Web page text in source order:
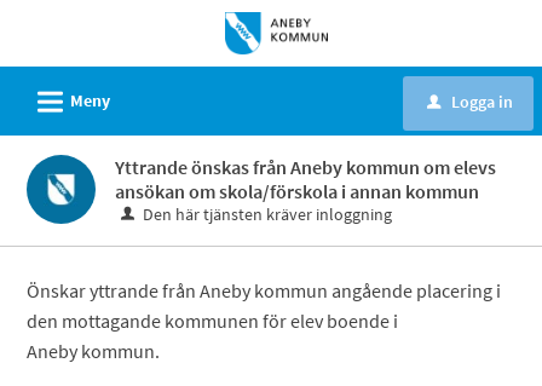
tjänster
Aneby
kommun
L Meny u Logga in
Yttrande önskas från Aneby kommun om elevs
ansökan om skola/förskola i annan kommun
Den här tjänsten kräver inloggning
Önskar yttrande från Aneby kommun angående placering i
den mottagande kommunen för elev boende i
Aneby kommun.